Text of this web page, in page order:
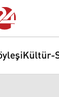
Kültür-